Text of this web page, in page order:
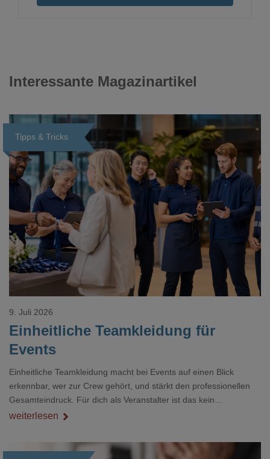
Interessante Magazinartikel
Tipps & Tricks
Loading...
Einheitliche Teamkleidung für
Events
9. Juli 2026
Einheitliche Teamkleidung macht bei Events auf einen Blick
erkennbar, wer zur Crew gehört, und stärkt den professionellen
Gesamteindruck. Für dich als Veranstalter ist das kein
Nebenthema: Bei Textilien mit Stickerei oder mehreren
weiterlesen